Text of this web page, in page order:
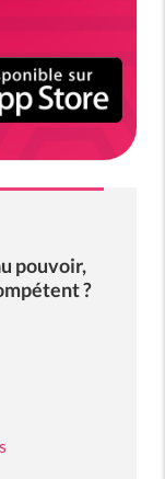
pouvoir,
?